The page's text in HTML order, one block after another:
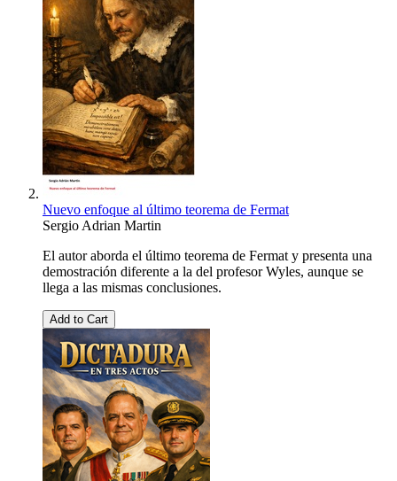
Nuevo enfoque al último teorema de Fermat
Sergio Adrian Martin
El autor aborda el último teorema de Fermat y presenta una
demostración diferente a la del profesor Wyles, aunque se
llega a las mismas conclusiones.
Add to Cart